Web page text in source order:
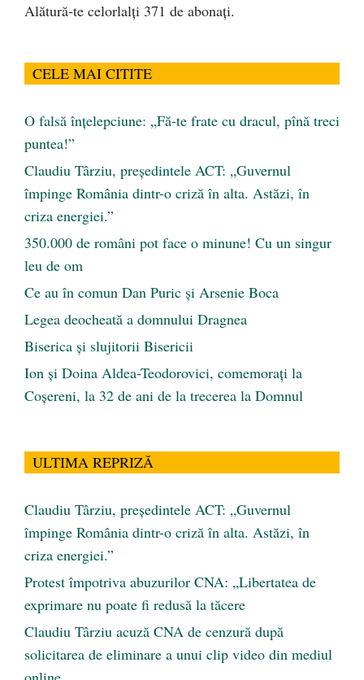
Alătură-te celorlalți 371 de abonați.
CELE MAI CITITE
O falsă înțelepciune: „Fă-te frate cu dracul, pînă treci
puntea!”
Claudiu Târziu, președintele ACT: „Guvernul
împinge România dintr-o criză în alta. Astăzi, în
criza energiei.”
350.000 de români pot face o minune! Cu un singur
leu de om
Ce au în comun Dan Puric şi Arsenie Boca
Legea deocheată a domnului Dragnea
Biserica și slujitorii Bisericii
Ion și Doina Aldea-Teodorovici, comemorați la
Coșereni, la 32 de ani de la trecerea la Domnul
ULTIMA REPRIZĂ
Claudiu Târziu, președintele ACT: „Guvernul
împinge România dintr-o criză în alta. Astăzi, în
criza energiei.”
Protest împotriva abuzurilor CNA: „Libertatea de
exprimare nu poate fi redusă la tăcere
Claudiu Târziu acuză CNA de cenzură după
solicitarea de eliminare a unui clip video din mediul